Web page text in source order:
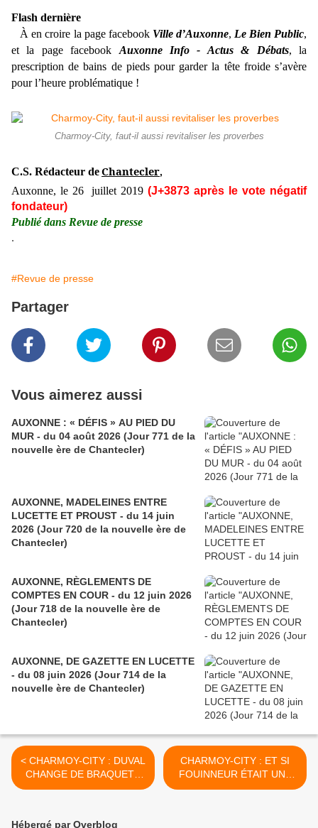
Flash dernière
À en croire la page facebook Ville d’Auxonne, Le Bien Public,
et la page facebook Auxonne Info - Actus & Débats, la
prescription de bains de pieds pour garder la tête froide s’avère
pour l’heure problématique !
Charmoy-City, faut-il aussi revitaliser les proverbes
C.S. Rédacteur deChantecler,
Auxonne, le 26 juillet 2019 (J+3873 après le vote négatif
fondateur)
Publié dans Revue de presse
.
#Revue de presse
Partager
Vous aimerez aussi
AUXONNE : « DÉFIS » AU PIED DU
MUR - du 04 août 2026 (Jour 771 de la
nouvelle ère de Chantecler)
AUXONNE, MADELEINES ENTRE
LUCETTE ET PROUST - du 14 juin
2026 (Jour 720 de la nouvelle ère de
Chantecler)
AUXONNE, RÈGLEMENTS DE
COMPTES EN COUR - du 12 juin 2026
(Jour 718 de la nouvelle ère de
Chantecler)
AUXONNE, DE GAZETTE EN LUCETTE
- du 08 juin 2026 (Jour 714 de la
nouvelle ère de Chantecler)
< CHARMOY-CITY : DUVAL
CHANGE DE BRAQUET -
du 24 juillet 2019 (J+3871
CHARMOY-CITY : ET SI
FOUINNEUR ÉTAIT UNE
FOUINE ? - du 28 juillet
Hébergé par Overblog